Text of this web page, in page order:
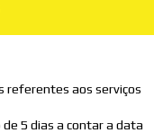
referentes aos serviços
5 dias a contar a data